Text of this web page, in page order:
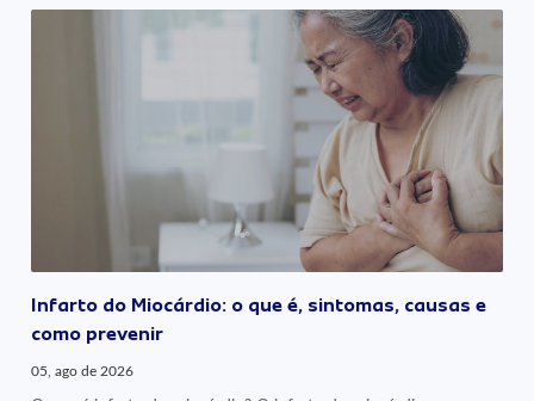
Infarto do Miocárdio: o que é, sintomas, causas e
como prevenir
05, ago de 2026